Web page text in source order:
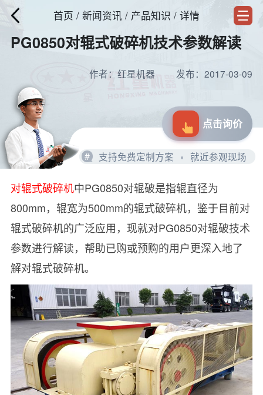
首页 / 新闻资讯 / 产品知识 / 详情
PG0850对辊式破碎机技术参数解读
作者：红星机器 发布：2017-03-09
点击询价
# 支持免费定制方案 就近参观现场
对辊式破碎机中PG0850对辊破是指辊直径为
800mm，辊宽为500mm的辊式破碎机，鉴于目前对
辊式破碎机的广泛应用，现就对PG0850对辊破技术
参数进行解读，帮助已购或预购的用户更深入地了
解对辊式破碎机。